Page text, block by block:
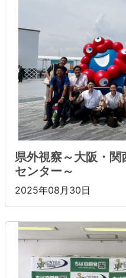
県外視察～大阪・
センター～
2025年08月30日